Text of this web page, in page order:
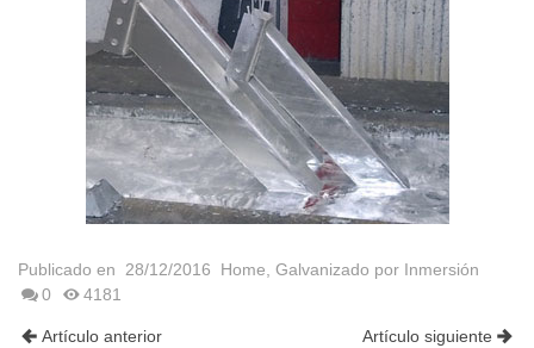
Publicado en 28/12/2016 Home Galvanizado por Inmersión
0
4181
Artículo anterior Artículo siguiente